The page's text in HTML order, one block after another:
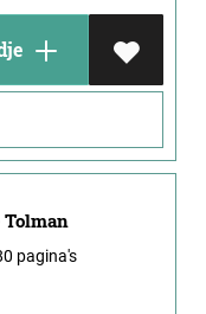
pagina's